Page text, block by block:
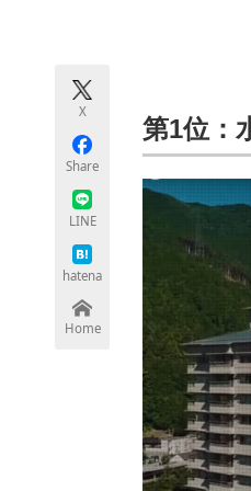
ちょっと気
X
Share
LINE
hatena
Home
第1位：